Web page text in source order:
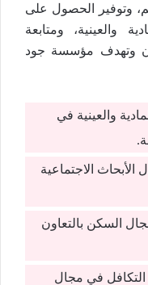
وتوفير الحصول على
والعينية، ومتابعة
وتهدف مؤسسة جود
والعينية في
الاجتماعية
السكن بالتعاون
التكافل في مجال